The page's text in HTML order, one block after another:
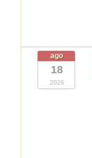
ago
18
2026